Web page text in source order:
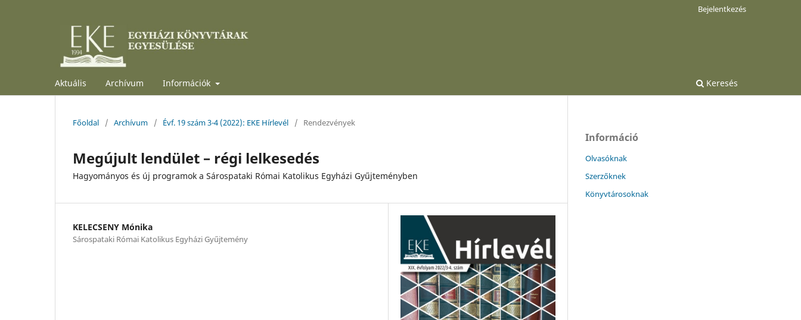
Aktuális Archívum Információk Keresés
Bejelentkezés
Főoldal / Archívum / Évf. 19 szám 3-4 (2022): EKE Hírlevél / Rendezvények
Megújult lendület – régi lelkesedés
Hagyományos és új programok a Sárospataki Római Katolikus Egyházi Gyűjteményben
KELECSENY Mónika
Sárospataki Római Katolikus Egyházi Gyűjtemény
Információ
Olvasóknak
Szerzőknek
Könyvtárosoknak